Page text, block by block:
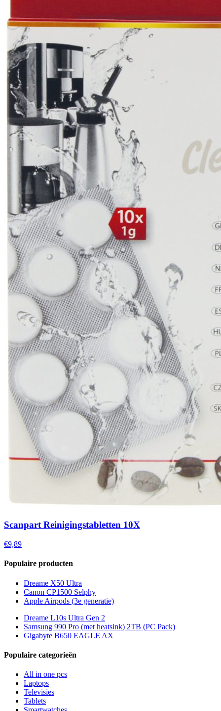
Scanpart Reinigingstabletten 10X
€9,89
Populaire producten
Dreame X50 Ultra
Canon CP1500 Selphy
Apple Airpods (3e generatie)
Dreame L10s Ultra Gen 2
Samsung 990 Pro (met heatsink) 2TB (PC Pack)
Gigabyte B650 EAGLE AX
Populaire categorieën
All in one pcs
Laptops
Televisies
Tablets